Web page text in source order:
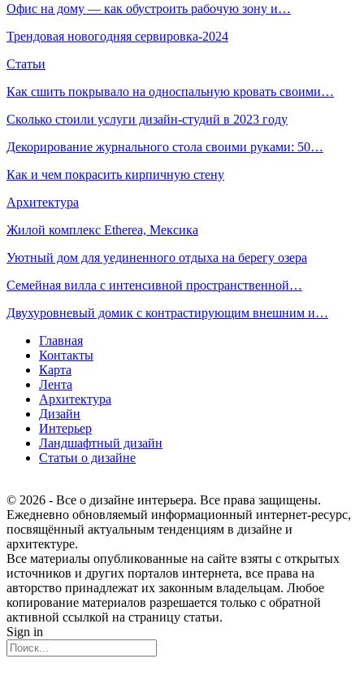
Офис на дому — как обустроить рабочую зону и…
Трендовая новогодняя сервировка-2024
Статьи
Как сшить покрывало на односпальную кровать своими…
Сколько стоили услуги дизайн-студий в 2023 году
Декорирование журнального стола своими руками: 50…
Как и чем покрасить кирпичную стену
Архитектура
Жилой комплекс Etherea, Мексика
Уютный дом для уединенного отдыха на берегу озера
Семейная вилла с интенсивной пространственной…
Двухуровневый домик с контрастирующим внешним и…
Главная
Контакты
Карта
Лента
Архитектура
Дизайн
Интерьер
Ландшафтный дизайн
Статьи о дизайне
© 2026 - Все о дизайне интерьера. Все права защищены.
Ежедневно обновляемый информационный интернет-ресурс,
посвящённый актуальным тенденциям в дизайне и
архитектуре.
Все материалы опубликованные на сайте взяты с открытых
источников и других порталов интернета, все права на
авторство принадлежат их законным владельцам. Любое
копирование материалов разрешается только с обратной
активной ссылкой на страницу статьи.
Sign in